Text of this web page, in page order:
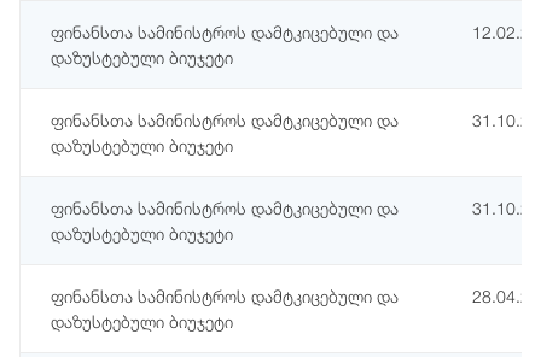
ფინანსთა სამინისტროს დამტკიცებული და
დაზუსტებული ბიუჯეტი
ფინანსთა სამინისტროს დამტკიცებული და
დაზუსტებული ბიუჯეტი
ფინანსთა სამინისტროს დამტკიცებული და
დაზუსტებული ბიუჯეტი
ფინანსთა სამინისტროს დამტკიცებული და
დაზუსტებული ბიუჯეტი